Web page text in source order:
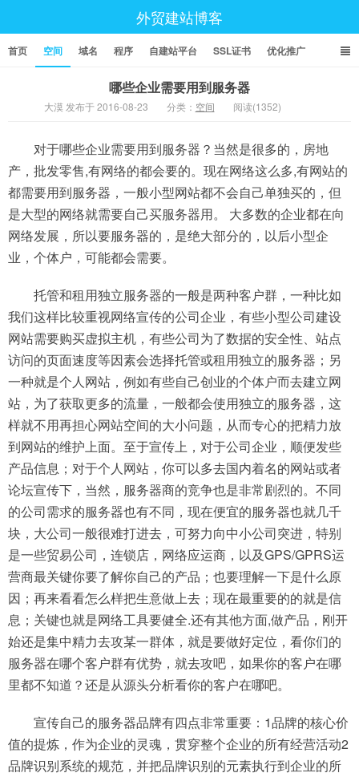
外贸建站博客
首页 空间 域名 程序 自建站平台 SSL证书 优化推广
哪些企业需要用到服务器
大漠 发布于 2016-08-23 分类： 空间 阅读(1352)
对于哪些企业需要用到服务器？当然是很多的，房地
产，批发零售,有网络的都会要的。现在网络这么多,有网站的
都需要用到服务器，一般小型网站都不会自己单独买的，但
是大型的网络就需要自己买服务器用。 大多数的企业都在向
网络发展，所以要服务器的，是绝大部分的，以后小型企
业，个体户，可能都会需要。
托管和租用独立服务器的一般是两种客户群，一种比如
我们这样比较重视网络宣传的公司企业，有些小型公司建设
网站需要购买虚拟主机，有些公司为了数据的安全性、站点
访问的页面速度等因素会选择托管或租用独立的服务器；另
一种就是个人网站，例如有些自己创业的个体户而去建立网
站，为了获取更多的流量，一般都会使用独立的服务器，这
样就不用再担心网站空间的大小问题，从而专心的把精力放
到网站的维护上面。至于宣传上，对于公司企业，顺便发些
产品信息；对于个人网站，你可以多去国内着名的网站或者
论坛宣传下，当然，服务器商的竞争也是非常剧烈的。不同
的公司需求的服务器也有不同，现在便宜的服务器也就几千
块，大公司一般很难打进去，可努力向中小公司突进，特别
是一些贸易公司，连锁店，网络应运商，以及GPS/GPRS运
营商最关键你要了解你自己的产品；也要理解一下是什么原
因；再来看看怎么样把生意做上去；现在最重要的的就是信
息；关键也就是网络工具要健全.还有其他方面,做产品，刚开
始还是集中精力去攻某一群体，就是要做好定位，看你们的
服务器在哪个客户群有优势，就去攻吧，如果你的客户在哪
里都不知道？还是从源头分析看你的客户在哪吧。
宣传自己的服务器品牌有四点非常重要：1品牌的核心价
值的提炼，作为企业的灵魂，贯穿整个企业的所有经营活动2
品牌识别系统的规范，并把品牌识别的元素执行到企业的所